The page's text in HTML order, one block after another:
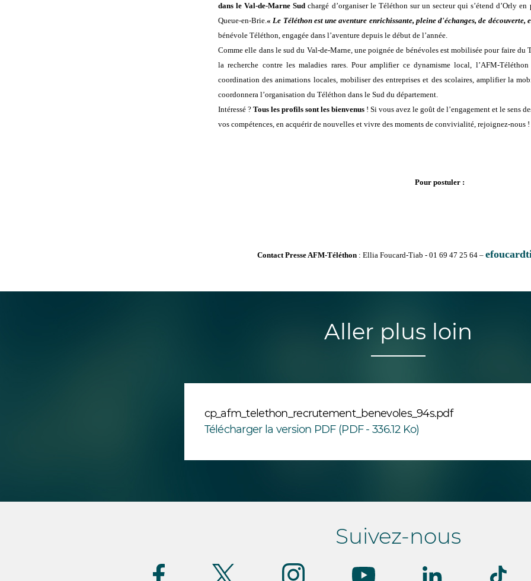
dans le Val-de-Marne Sudchargé d’organiser le Téléthon sur un secteur qui s’étend d’Orly
Queue-en-Brie. « Le Téléthon est une aventure enrichissante, pleine d'échanges, de découverte,
bénévole Téléthon, engagée dans l’aventure depuis le début de l’année
Comme elle dans le sud du Val-de-Marne, une poignée de bénévoles est mobilisée pour faire du
la recherche contre les maladies rares. Pour amplifier ce dynamisme local, l’AFM-
coordination des animations locales, mobiliser des entreprises et des scolaires, amplifier la
coordonnera l’organisation du Téléthon dans le Sud du département.
Intéressé ? Tous les profils sont les bienvenus ! Si vous avez le goût de l’engagement et le sens
vos compétences, en acquérir de nouvelles et vivre des moments de convivialité, rejoignez-nous !
Pour postuler :
Contact Presse AFM-Téléthon: Ellia Foucard-Tiab - 01 69 47 25 64 –
Aller plus loin
cp_afm_telethon_recrutement_benevoles_94s.pdf
Télécharger la version PDF (PDF - 336.12 Ko)
Suivez-nous